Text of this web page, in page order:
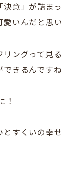
意」が詰ま
いんだと思い
ングって見
きるんですね
！
すくいの幸